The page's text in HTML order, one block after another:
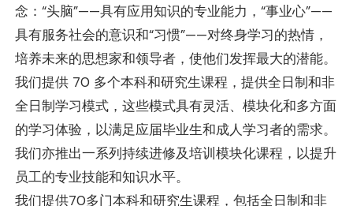
念：“头脑”——具有应用知识的专业能力，“事业心”——
具有服务社会的意识和“习惯”——对终身学习的热情，
培养未来的思想家和领导者，使他们发挥最大的潜能。
我们提供 70 多个本科和研究生课程，提供全日制和非
全日制学习模式，这些模式具有灵活、模块化和多方面
的学习体验，以满足应届毕业生和成人学习者的需求。
我们亦推出一系列持续进修及培训模块化课程，以提升
员工的专业技能和知识水平。
我们提供70多门本科和研究生课程，包括全日制和非